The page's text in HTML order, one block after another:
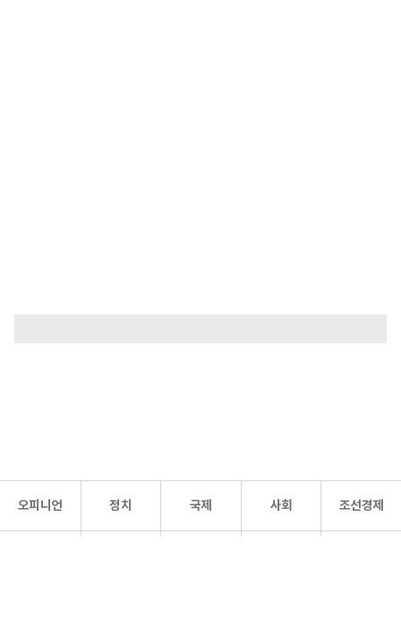
오피니언 정치 국제 사회 조선경제